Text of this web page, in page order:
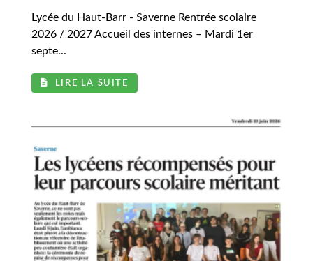
Lycée du Haut-Barr - Saverne Rentrée scolaire
2026 / 2027 Accueil des internes – Mardi 1er
septe...
LIRE LA SUITE